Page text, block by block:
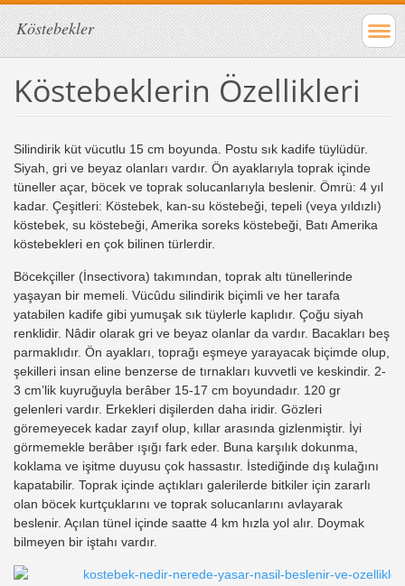
Köstebekler
Köstebeklerin Özellikleri
Silindirik küt vücutlu 15 cm boyunda. Postu sık kadife tüylüdür.
Siyah, gri ve beyaz olanları vardır. Ön ayaklarıyla toprak içinde
tüneller açar, böcek ve toprak solucanlarıyla beslenir. Ömrü: 4 yıl
kadar. Çeşitleri: Köstebek, kan-su köstebeği, tepeli (veya yıldızlı)
köstebek, su köstebeği, Amerika soreks köstebeği, Batı Amerika
köstebekleri en çok bilinen türlerdir.
Böcekçiller (İnsectivora) takımından, toprak altı tünellerinde
yaşayan bir memeli. Vücûdu silindirik biçimli ve her tarafa
yatabilen kadife gibi yumuşak sık tüylerle kaplıdır. Çoğu siyah
renklidir. Nâdir olarak gri ve beyaz olanlar da vardır. Bacakları beş
parmaklıdır. Ön ayakları, toprağı eşmeye yarayacak biçimde olup,
şekilleri insan eline benzerse de tırnakları kuvvetli ve keskindir. 2-
3 cm’lik kuyruğuyla berâber 15-17 cm boyundadır. 120 gr
gelenleri vardır. Erkekleri dişilerden daha iridir. Gözleri
göremeyecek kadar zayıf olup, kıllar arasında gizlenmiştir. İyi
görmemekle berâber ışığı fark eder. Buna karşılık dokunma,
koklama ve işitme duyusu çok hassastır. İstediğinde dış kulağını
kapatabilir. Toprak içinde açtıkları galerilerde bitkiler için zararlı
olan böcek kurtçuklarını ve toprak solucanlarını avlayarak
beslenir. Açılan tünel içinde saatte 4 km hızla yol alır. Doymak
bilmeyen bir iştahı vardır.